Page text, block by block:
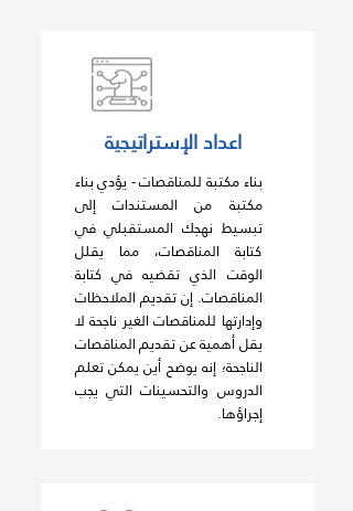
اعداد الإستراتيجية
بناء مكتبة للمناقصات - يؤدي بناء
مكتبة من المستندات إلى
تبسيط نهجك المستقبلي في
كتابة المناقصات، مما يقلل
الوقت الذي تقضيه في كتابة
المناقصات. إن تقديم الملاحظات
وإدارتها للمناقصات الغير ناجحة لا
يقل أهمية عن تقديم المناقصات
الناجحة؛ إنه يوضح أين يمكن تعلم
الدروس والتحسينات التي يجب
إجراؤها.